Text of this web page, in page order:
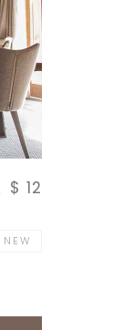
$ 12
NEW